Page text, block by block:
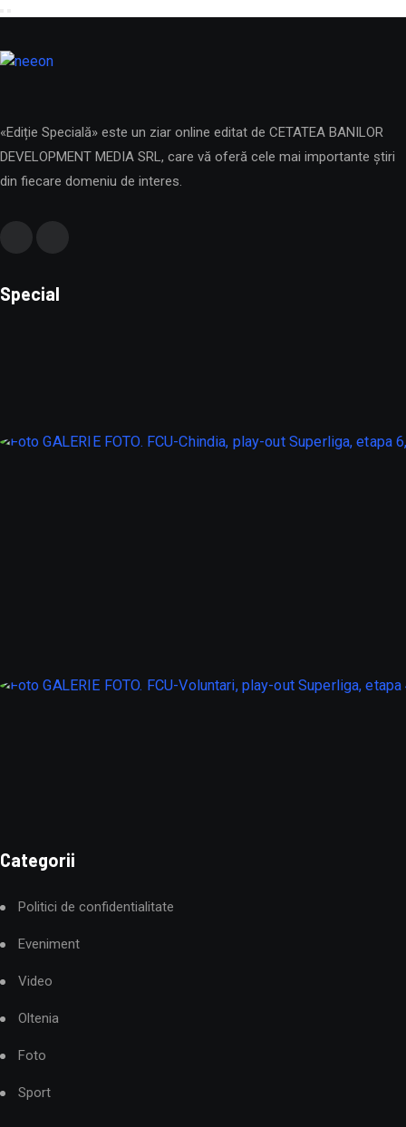
«Ediție Specială» este un ziar online editat de CETATEA BANILOR
DEVELOPMENT MEDIA SRL, care vă oferă cele mai importante știri
din fiecare domeniu de interes.
Special
Categorii
Politici de confidentialitate
Eveniment
Video
Oltenia
Foto
Sport